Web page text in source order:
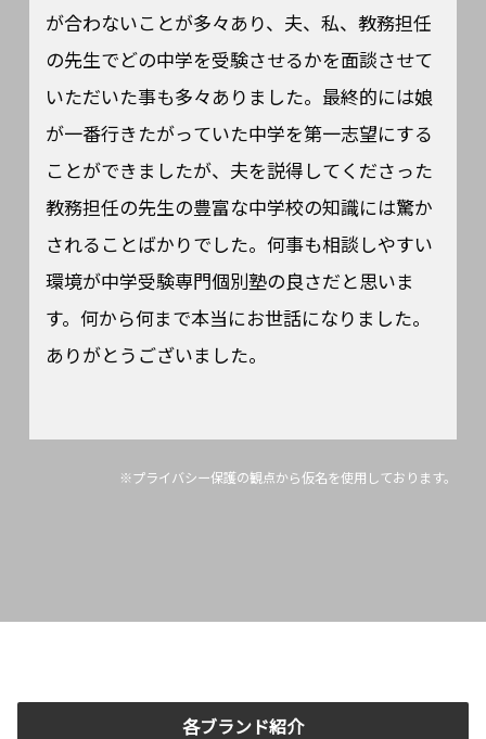
が合わないことが多々あり、夫、私、教務担任
の先生でどの中学を受験させるかを面談させて
いただいた事も多々ありました。最終的には娘
が一番行きたがっていた中学を第一志望にする
ことができましたが、夫を説得してくださった
教務担任の先生の豊富な中学校の知識には驚か
されることばかりでした。何事も相談しやすい
環境が中学受験専門個別塾の良さだと思いま
す。何から何まで本当にお世話になりました。
ありがとうございました。
※プライバシー保護の観点から仮名を使用しております。
各ブランド紹介